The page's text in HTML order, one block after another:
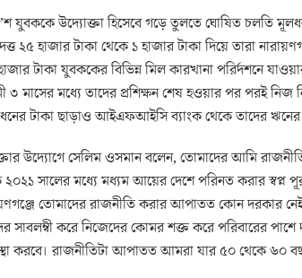
যুবককে উদ্যোক্তা হিসেবে গড়ে তুলতে ঘোষিত চলতি
২৫ হাজার টাকা থেকে ১ হাজার টাকা দিয়ে তারা
টাকা যুবককের বিভিন্ন মিল কারখানা পরির্দশনে
৩ মাসের মধ্যে তাদের প্রশিক্ষন শেষ হওয়ার পর পরই
টাকা ছাড়াও আইএফআইসি ব্যাংক থেকে তাদের ঋনের
উদ্যোগে সেলিম ওসমান বলেন, তোমাদের আমি
২০২১ সালের মধ্যে মধ্যম আয়ের দেশে পরিনত করার স্বপ্ন
তোমাদের রাজনীতি করার আপাতত কোন দরকার
সাবলম্বী করে নিজেদের কোমর শক্ত করে পরিবারের
করবে। রাজনীতিটা আপাতত আমরা যার ৫০ থেকে ৬০